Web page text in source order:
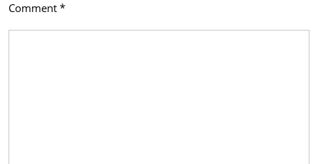
Comment *